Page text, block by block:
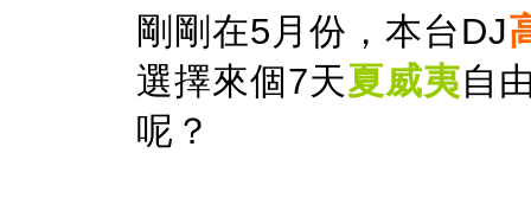
剛剛在5月份，本台DJ
選擇來個7天夏威夷自
呢？